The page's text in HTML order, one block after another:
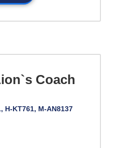
Coach
H-KT761, M-AN8137